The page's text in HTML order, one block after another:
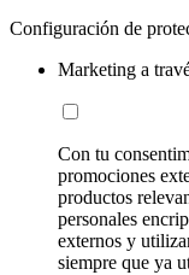
Configuración de
Marketing a
Con tu
promociones
productos
personales
externos y
siempre que ya